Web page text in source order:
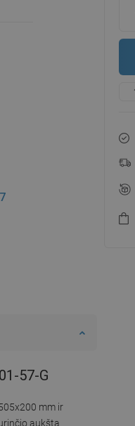
57-G
mm ir
aukštą